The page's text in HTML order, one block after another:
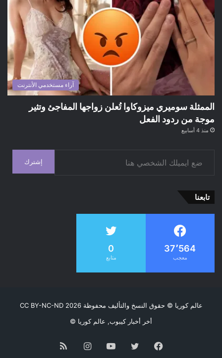
آراء مستخدمي الأنترنت
الممثلة سوميري ميزوكاوا تُعلن زواجها المفاجئ وتثير
موجة من ردود الفعل
منذ 4 أسابيع
إشترك
تابعنا
37٬564
معجب
0
متابع
عالم كوريا © حقوق النسخ والتأليف محفوظة CC BY-NC-ND 2026
أخر أخبار كيبوب, عالم كوريا ©
فيسبوك تويتر يوتيوب انستقرام